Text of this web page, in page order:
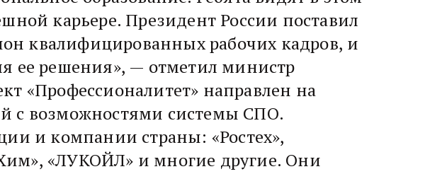
карьере. Президент России поставил
квалифицированных рабочих кадров, и
ее решения», — отметил министр
«Профессионалитет» направлен на
с возможностями системы СПО.
и компании страны: «Ростех»,
«ЛУКОЙЛ» и многие другие. Они